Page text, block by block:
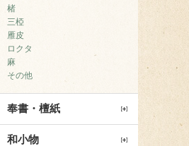
楮
三椏
雁皮
ロクタ
麻
その他
奉書・檀紙
和小物